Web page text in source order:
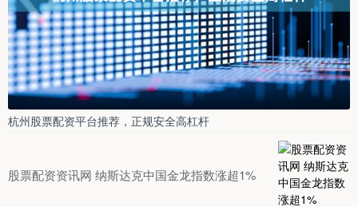
杭州股票配资平台推荐，正规安全高杠杆
股票配资资讯网 纳斯达克中国金龙指数涨超1%